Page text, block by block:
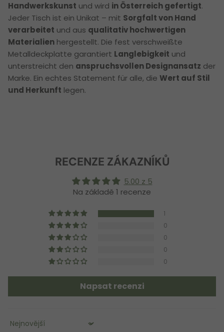
Handwerkskunst und wird in Österreich gefertigt.
Jeder Tisch ist ein Unikat – mit Sorgfalt von Hand
verarbeitet und aus qualitativ hochwertigen
Materialien hergestellt. Die fest verschweißte
Metalldeckplatte garantiert Langlebigkeit und
unterstreicht den anspruchsvollen Designansatz der
Marke. Ein echtes Statement für alle, die Wert auf Stil
und Herkunft legen.
RECENZE ZÁKAZNÍKŮ
5.00 z 5
Na základě 1 recenze
1
0
0
0
0
Napsat recenzi
Sort by